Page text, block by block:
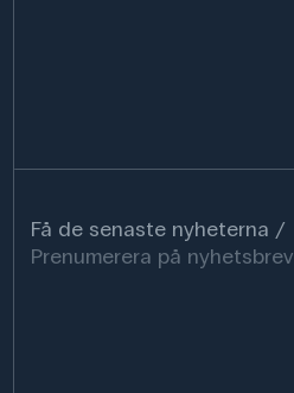
Få de senaste nyheterna
Prenumerera på nyhetsbrev